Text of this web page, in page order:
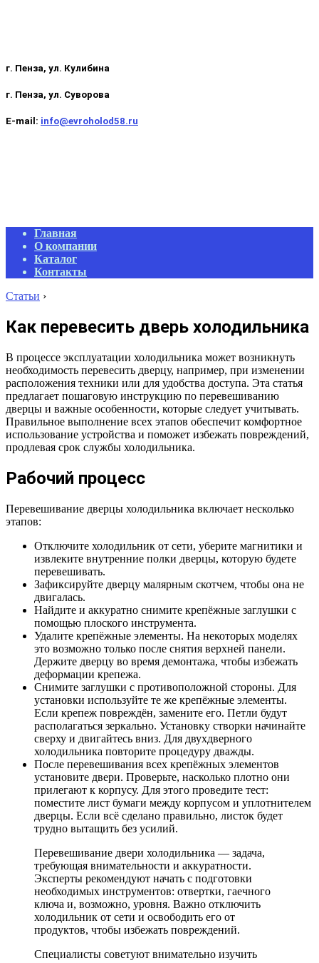
г. Пенза, ул. Кулибина
г. Пенза, ул. Суворова
E-mail: info@evroholod58.ru
Primary
Navigation
Menu
Главная
О компании
Каталог
Контакты
Статьи ›
Как перевесить дверь холодильника
В процессе эксплуатации холодильника может возникнуть
необходимость перевесить дверцу, например, при изменении
расположения техники или для удобства доступа. Эта статья
предлагает пошаговую инструкцию по перевешиванию
дверцы и важные особенности, которые следует учитывать.
Правильное выполнение всех этапов обеспечит комфортное
использование устройства и поможет избежать повреждений,
продлевая срок службы холодильника.
Рабочий процесс
Перевешивание дверцы холодильника включает несколько
этапов:
Отключите холодильник от сети, уберите магнитики и
извлеките внутренние полки дверцы, которую будете
перевешивать.
Зафиксируйте дверцу малярным скотчем, чтобы она не
двигалась.
Найдите и аккуратно снимите крепёжные заглушки с
помощью плоского инструмента.
Удалите крепёжные элементы. На некоторых моделях
это возможно только после снятия верхней панели.
Держите дверцу во время демонтажа, чтобы избежать
деформации крепежа.
Снимите заглушки с противоположной стороны. Для
установки используйте те же крепёжные элементы.
Если крепеж повреждён, замените его. Петли будут
располагаться зеркально. Установку створки начинайте
сверху и двигайтесь вниз. Для двухдверного
холодильника повторите процедуру дважды.
После перевешивания всех крепёжных элементов
установите двери. Проверьте, насколько плотно они
прилегают к корпусу. Для этого проведите тест:
поместите лист бумаги между корпусом и уплотнителем
дверцы. Если всё сделано правильно, листок будет
трудно вытащить без усилий.
Перевешивание двери холодильника — задача,
требующая внимательности и аккуратности.
Эксперты рекомендуют начать с подготовки
необходимых инструментов: отвертки, гаечного
ключа и, возможно, уровня. Важно отключить
холодильник от сети и освободить его от
продуктов, чтобы избежать повреждений.
Специалисты советуют внимательно изучить